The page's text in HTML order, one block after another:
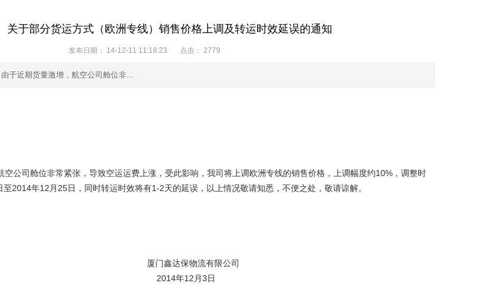
关于部分货运方式（欧洲专线）销售价格上调及转运时效延误的通知
发布日期： 14-12-11 11:18:23 点击： 2779
近期货量激增，航空公司舱位非…
公司舱位非常紧张，导致空运运费上涨，受此影响，我司将上调欧洲专线的销售价格，上调幅度约10%，调整时
2014年12月25日，同时转运时效将有1-2天的延误，以上情况敬请知悉，不便之处，敬请谅解。
达保物流有限公司
年12月3日